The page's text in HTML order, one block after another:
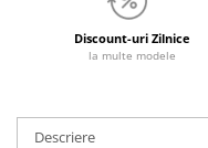
Discount-uri Zilnice
la multe modele
Descriere